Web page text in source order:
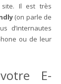
Il est très
(on parle de
d’internautes
ou de leur
E-